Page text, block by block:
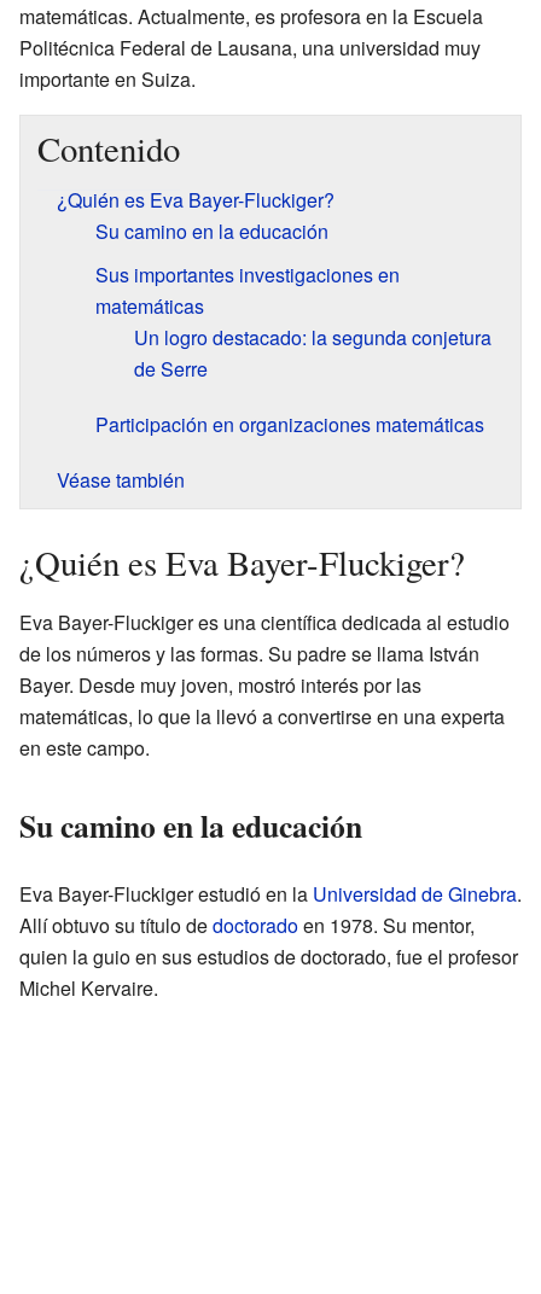
matemáticas. Actualmente, es profesora en la Escuela
Politécnica Federal de Lausana, una universidad muy
importante en Suiza.
Contenido
¿Quién es Eva Bayer-Fluckiger?
Su camino en la educación
Sus importantes investigaciones en
matemáticas
Un logro destacado: la segunda conjetura
de Serre
Participación en organizaciones matemáticas
Véase también
¿Quién es Eva Bayer-Fluckiger?
Eva Bayer-Fluckiger es una científica dedicada al estudio
de los números y las formas. Su padre se llama István
Bayer. Desde muy joven, mostró interés por las
matemáticas, lo que la llevó a convertirse en una experta
en este campo.
Su camino en la educación
Eva Bayer-Fluckiger estudió en la Universidad de Ginebra.
Allí obtuvo su título dedoctoradoen 1978. Su mentor,
quien la guio en sus estudios de doctorado, fue el profesor
Michel Kervaire.